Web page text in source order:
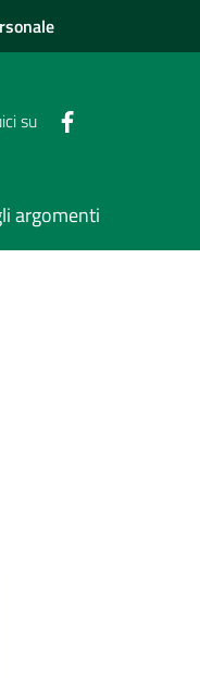
su
argomenti